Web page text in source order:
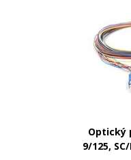
Optický
9/125,